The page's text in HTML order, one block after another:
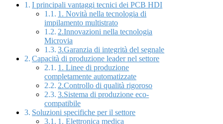
I principali vantaggi tecnici dei PCB HDI
1. Novità nella tecnologia di
impilamento multistrato
2.Innovazioni nella tecnologia
Microvia
3.Garanzia di integrità del segnale
Capacità di produzione leader nel settore
1. Linee di produzione
completamente automatizzate
2.Controllo di qualità rigoroso
3.Sistema di produzione eco-
compatibile
Soluzioni specifiche per il settore
1. Elettronica medica